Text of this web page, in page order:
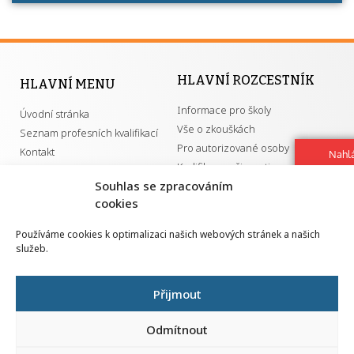
Souhlas se zpracováním
cookies
Používáme cookies k optimalizaci našich webových stránek a našich
služeb.
Přijmout
Odmítnout
HLAVNÍ MENU
Úvodní stránka
Seznam profesních kvalifikací
Kontakt
HLAVNÍ ROZCESTNÍK
Informace pro školy
Vše o zkouškách
Pro autorizované osoby
Kvalifikace a živnosti
GDPR
Národní pedagogický institut ČR
Senovážné náměstí 25
110 00 Praha 1